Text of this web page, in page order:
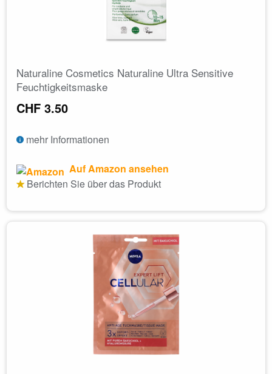
Naturaline Cosmetics Naturaline Ultra Sensitive
Feuchtigkeitsmaske
CHF 3.50
mehr Informationen
Auf Amazon ansehen
Berichten Sie über das Produkt